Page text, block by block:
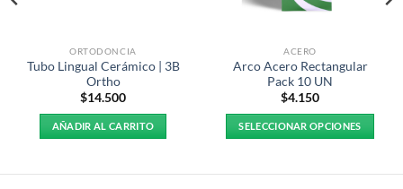
ORTODONCIA
Tubo Lingual Cerámico | 3B
Ortho
$14.500
AÑADIR AL CARRITO
ACERO
Arco Acero Rectangular
Pack 10 UN
$4.150
SELECCIONAR OPCIONES